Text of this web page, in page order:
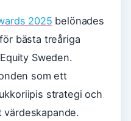
2025 belönades
bästa treåriga
Sweden.
som ett
strategi och